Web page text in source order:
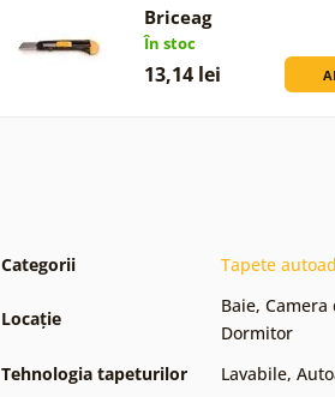
Briceag
În stoc
13,14 lei
Categorii Tapete
Locație
Baie, Camera
Dormitor
Tehnologia tapeturilor
Lavabile,